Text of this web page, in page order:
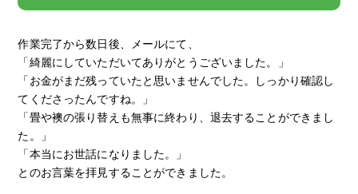
作業完了から数日後、メールにて、
「綺麗にしていただいてありがとうございました。」
「お金がまだ残っていたと思いませんでした。しっかり確認し
てくださったんですね。」
「畳や襖の張り替えも無事に終わり、退去することができまし
た。」
「本当にお世話になりました。」
とのお言葉を拝見することができました。